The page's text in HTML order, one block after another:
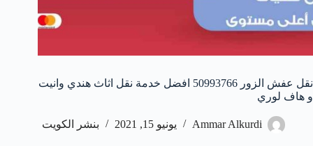
نقل عفش الزور 50993766 افضل خدمة نقل اثاث هندي وانيت
و هاف لوري
Ammar Alkurdi يونيو 15, 2021 بنشر الكويت